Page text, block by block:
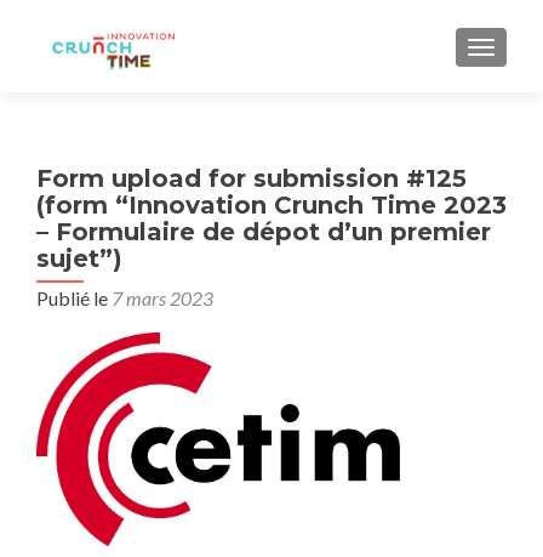
Form upload for submission #125
(form “Innovation Crunch Time 2023
– Formulaire de dépot d’un premier
sujet”)
Publié le 7 mars 2023